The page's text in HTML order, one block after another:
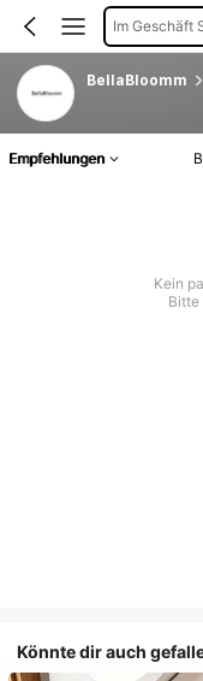
Im Geschäft
BellaBloomm
Empfehlungen
Kein
Bitte
Könnte dir auch